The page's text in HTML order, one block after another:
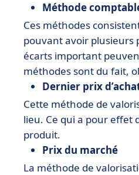
Méthode
Ces méthodes
pouvant avoir plusieurs
écarts important
méthodes sont du fait,
Dernier prix
Cette méthode de
lieu. Ce qui a pour effet
produit.
Prix du marché
La méthode de